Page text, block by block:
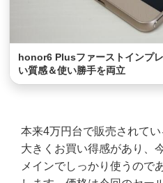
honor6 Plusファーストインプ
い質感＆使い勝手を両立
本来4万円台で販売されて
大きくお買い得感があり、
メインでしっかり使うので